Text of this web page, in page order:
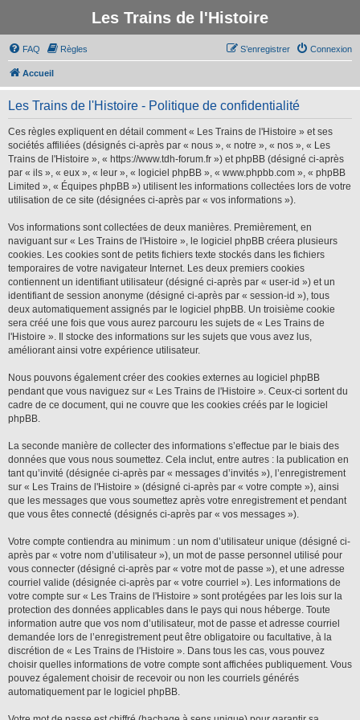
Les Trains de l'Histoire
FAQ Règles Connexion
S’enregistrer
Accueil
Les Trains de l'Histoire - Politique de confidentialité
Ces règles expliquent en détail comment « Les Trains de l'Histoire » et ses
sociétés affiliées (désignés ci-après par « nous », « notre », « nos », « Les
Trains de l'Histoire », « https://www.tdh-forum.fr ») et phpBB (désigné ci-après
par « ils », « eux », « leur », « logiciel phpBB », « www.phpbb.com », « phpBB
Limited », « Équipes phpBB ») utilisent les informations collectées lors de votre
utilisation de ce site (désignées ci-après par « vos informations »).
Vos informations sont collectées de deux manières. Premièrement, en
naviguant sur « Les Trains de l'Histoire », le logiciel phpBB créera plusieurs
cookies. Les cookies sont de petits fichiers texte stockés dans les fichiers
temporaires de votre navigateur Internet. Les deux premiers cookies
contiennent un identifiant utilisateur (désigné ci-après par « user-id ») et un
identifiant de session anonyme (désigné ci-après par « session-id »), tous
deux automatiquement assignés par le logiciel phpBB. Un troisième cookie
sera créé une fois que vous aurez parcouru les sujets de « Les Trains de
l'Histoire ». Il stocke des informations sur les sujets que vous avez lus,
améliorant ainsi votre expérience utilisateur.
Nous pouvons également créer des cookies externes au logiciel phpBB
pendant que vous naviguez sur « Les Trains de l'Histoire ». Ceux-ci sortent du
cadre de ce document, qui ne couvre que les cookies créés par le logiciel
phpBB.
La seconde manière de collecter des informations s’effectue par le biais des
données que vous nous soumettez. Cela inclut, entre autres : la publication en
tant qu’invité (désignée ci-après par « messages d’invités »), l’enregistrement
sur « Les Trains de l'Histoire » (désigné ci-après par « votre compte »), ainsi
que les messages que vous soumettez après votre enregistrement et pendant
que vous êtes connecté (désignés ci-après par « vos messages »).
Votre compte contiendra au minimum : un nom d’utilisateur unique (désigné ci-
après par « votre nom d’utilisateur »), un mot de passe personnel utilisé pour
vous connecter (désigné ci-après par « votre mot de passe »), et une adresse
courriel valide (désignée ci-après par « votre courriel »). Les informations de
votre compte sur « Les Trains de l'Histoire » sont protégées par les lois sur la
protection des données applicables dans le pays qui nous héberge. Toute
information autre que vos nom d’utilisateur, mot de passe et adresse courriel
demandée lors de l’enregistrement peut être obligatoire ou facultative, à la
discrétion de « Les Trains de l'Histoire ». Dans tous les cas, vous pouvez
choisir quelles informations de votre compte sont affichées publiquement. Vous
pouvez également choisir de recevoir ou non les courriels générés
automatiquement par le logiciel phpBB.